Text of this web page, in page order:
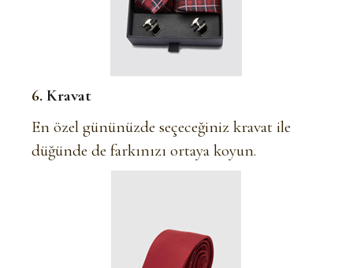
6.Kravat
En özel gününüzde seçeceğiniz kravat ile
düğünde de farkınızı ortaya koyun.